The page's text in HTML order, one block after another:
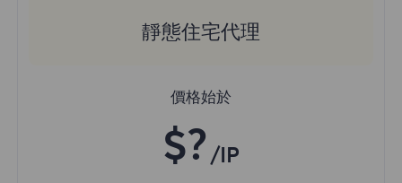
靜態住宅代理
價格始於
$? /IP